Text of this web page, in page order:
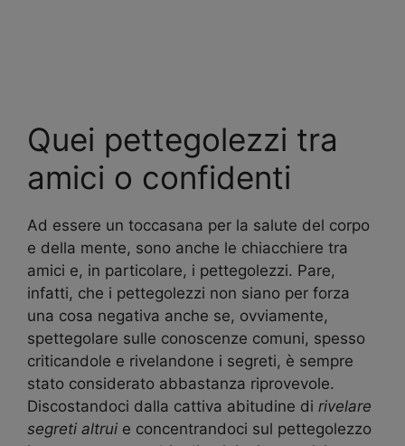
Quei pettegolezzi tra
amici o confidenti
Ad essere un toccasana per la salute del corpo
e della mente, sono anche le chiacchiere tra
amici e, in particolare, i pettegolezzi. Pare,
infatti, che i pettegolezzi non siano per forza
una cosa negativa anche se, ovviamente,
spettegolare sulle conoscenze comuni, spesso
criticandole e rivelandone i segreti, è sempre
stato considerato abbastanza riprovevole.
Discostandoci dalla cattiva abitudine di rivelare
segreti altrui e concentrandoci sul pettegolezzo